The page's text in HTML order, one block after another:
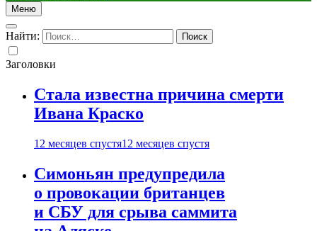
Меню
Найти:
Заголовки
Стала известна причина смерти
Ивана Краско
12 месяцев спустя12 месяцев спустя
Симоньян предупредила
о провокации британцев
и СБУ для срыва саммита